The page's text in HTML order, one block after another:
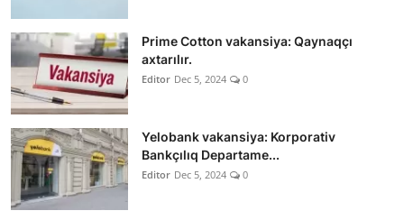
Prime Cotton vakansiya: Qaynaqçı
axtarılır.
Editor Dec 5, 2024 0
Yelobank vakansiya: Korporativ
Bankçılıq Departame...
Editor Dec 5, 2024 0